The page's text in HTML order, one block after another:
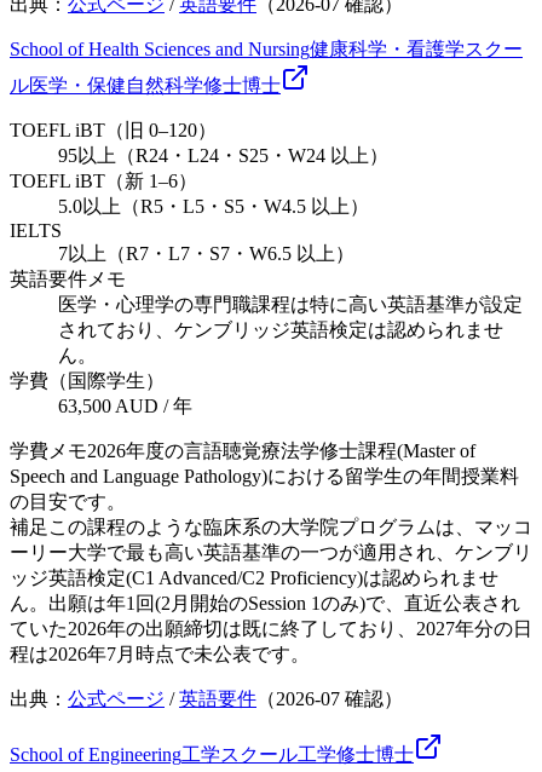
School of Health Sciences and Nursing健康科学・看護学スクー
ル医学・保健自然科学修士博士
TOEFL iBT（旧 0–120）
95以上（R24・L24・S25・W24 以上）
TOEFL iBT（新 1–6）
5.0以上（R5・L5・S5・W4.5 以上）
IELTS
7以上（R7・L7・S7・W6.5 以上）
英語要件メモ
医学・心理学の専門職課程は特に高い英語基準が設定
されており、ケンブリッジ英語検定は認められませ
ん。
学費（国際学生）
63,500 AUD / 年
学費メモ2026年度の言語聴覚療法学修士課程(Master of
Speech and Language Pathology)における留学生の年間授業料
の目安です。
補足 この課程のような臨床系の大学院プログラムは、マッコ
ーリー大学で最も高い英語基準の一つが適用され、ケンブリ
ッジ英語検定(C1 Advanced/C2 Proficiency)は認められませ
ん。出願は年1回(2月開始のSession 1のみ)で、直近公表され
ていた2026年の出願締切は既に終了しており、2027年分の日
程は2026年7月時点で未公表です。
出典： 公式ページ /英語要件 （2026-07 確認）
School of Engineering工学スクール工学修士博士